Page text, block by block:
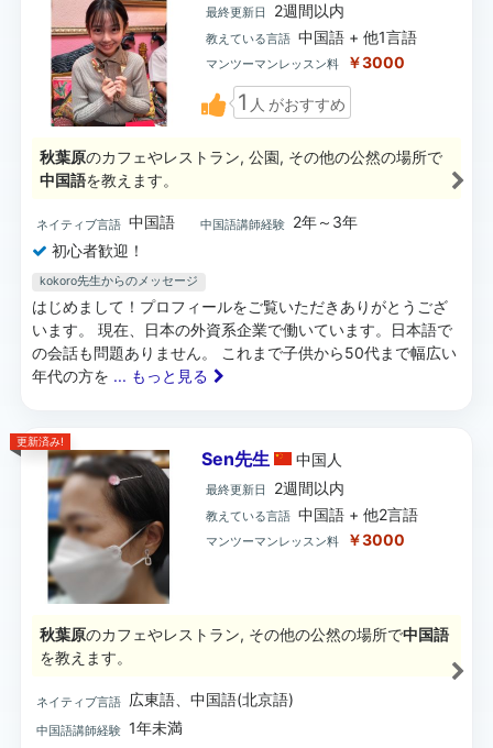
最終更新日 2週間以内
教えている言語 中国語 + 他1言語
マンツーマンレッスン料 ￥3000
1 人 がおすすめ
秋葉原のカフェやレストラン, 公園, その他の公然の場所で
中国語を教えます。
ネイティブ言語 中国語 中国語講師経験
2年～3年
初心者歓迎！
kokoro先生からのメッセージ
はじめまして！プロフィールをご覧いただきありがとうござ
います。 現在、日本の外資系企業で働いています。日本語で
の会話も問題ありません。 これまで子供から50代まで幅広い
年代の方を ... もっと見る
更新済み!
Sen先生 中国 人
最終更新日 2週間以内
教えている言語 中国語 + 他2言語
マンツーマンレッスン料 ￥3000
秋葉原のカフェやレストラン, その他の公然の場所で中国語
を教えます。
ネイティブ言語 広東語、中国語(北京語)
中国語講師経験 1年未満